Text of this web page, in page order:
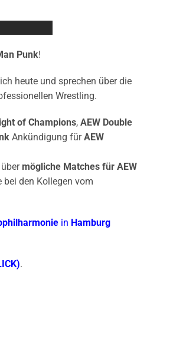
Punk!
heute und sprechen über die
Wrestling.
of Champions,AEW Double
Ankündigung fürAEW
mögliche Matches für AEW
bei den Kollegen vom
in Hamburg
.